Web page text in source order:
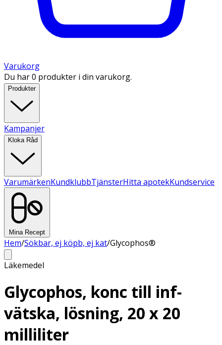
Varukorg
Du har 0 produkter i din varukorg.
Produkter
Kampanjer
Kloka Råd
VarumärkenKundklubbTjänsterHitta apotekKundservice
Mina Recept
Hem/Sökbar, ej köpb, ej kat/Glycophos®
Läkemedel
Glycophos, konc till inf-
vätska, lösning, 20 x 20
milliliter